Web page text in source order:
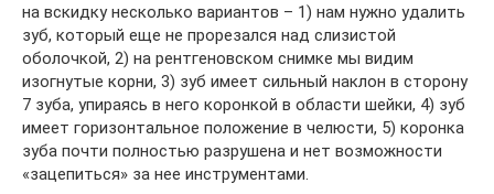
на вскидку несколько вариантов – 1) нам нужно удалить
зуб, который еще не прорезался над слизистой
оболочкой, 2) на рентгеновском снимке мы видим
изогнутые корни, 3) зуб имеет сильный наклон в сторону
7 зуба, упираясь в него коронкой в области шейки, 4) зуб
имеет горизонтальное положение в челюсти, 5) коронка
зуба почти полностью разрушена и нет возможности
«зацепиться» за нее инструментами.